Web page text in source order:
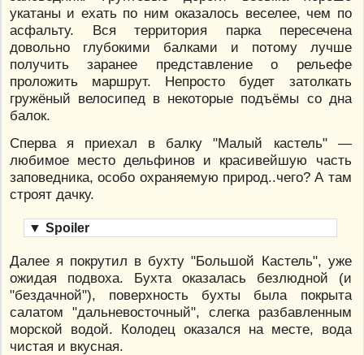
укатаны и ехать по ним оказалось веселее, чем по
асфальту. Вся территория парка пересечена
довольно глубокими балками и потому лучше
получить заранее представление о рельефе
проложить маршрут. Непросто будет затолкать
гружёный велосипед в некоторые подъёмы со дна
балок.
Сперва я приехал в балку "Малый кастель" —
любимое место дельфинов и красивейшую часть
заповедника, особо охраняемую природ..чего? А там
строят дачку.
▼ Spoiler
Далее я покрутил в бухту "Большой Кастель", уже
ожидая подвоха. Бухта оказалась безлюдной (и
"бездачной"), поверхность бухты была покрыта
салатом "дальневосточный", слегка разбавленным
морской водой. Колодец оказался на месте, вода
чистая и вкусная.